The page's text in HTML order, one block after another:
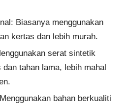
Biasanya menggunakan
kertas dan lebih murah.
serat sintetik
tahan lama, lebih mahal
bahan berkualiti